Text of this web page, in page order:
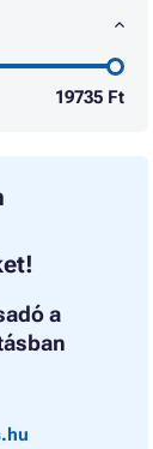
19735 Ft
a